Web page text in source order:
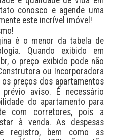
conosco e agende uma
este incrível imóvel!
é o menor da tabela de
Quando exibido em
o preço exibido pode não
ou Incorporadora
preços dos apartamentos
aviso. É necessário
do apartamento para
com corretores, pois a
à venda. As despesas
registro, bem como as